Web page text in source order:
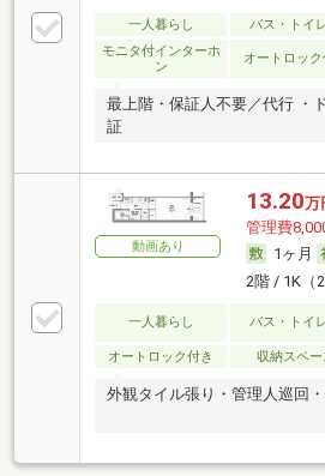
一人暮らし バス・トイ
モニタ付インターホ
ン
オートロック
最上階・保証人不要／代行 ・
証
動画あり
13.20万
管理費
1ヶ月
2階 / 1K（
一人暮らし バス・トイ
オートロック付き
収納スペー
外観タイル張り・管理人巡回